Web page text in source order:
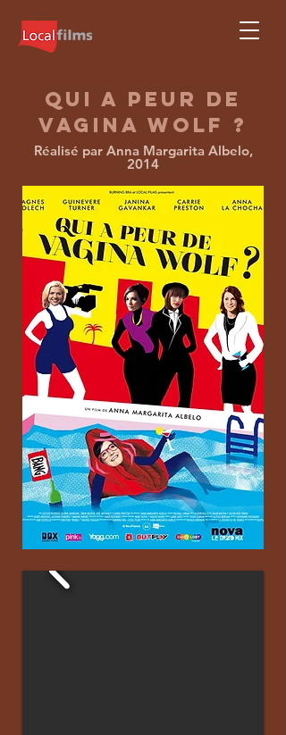
qui a peur de
vagina Wolf ?
Réalisé par Anna Margarita Albelo,
2014